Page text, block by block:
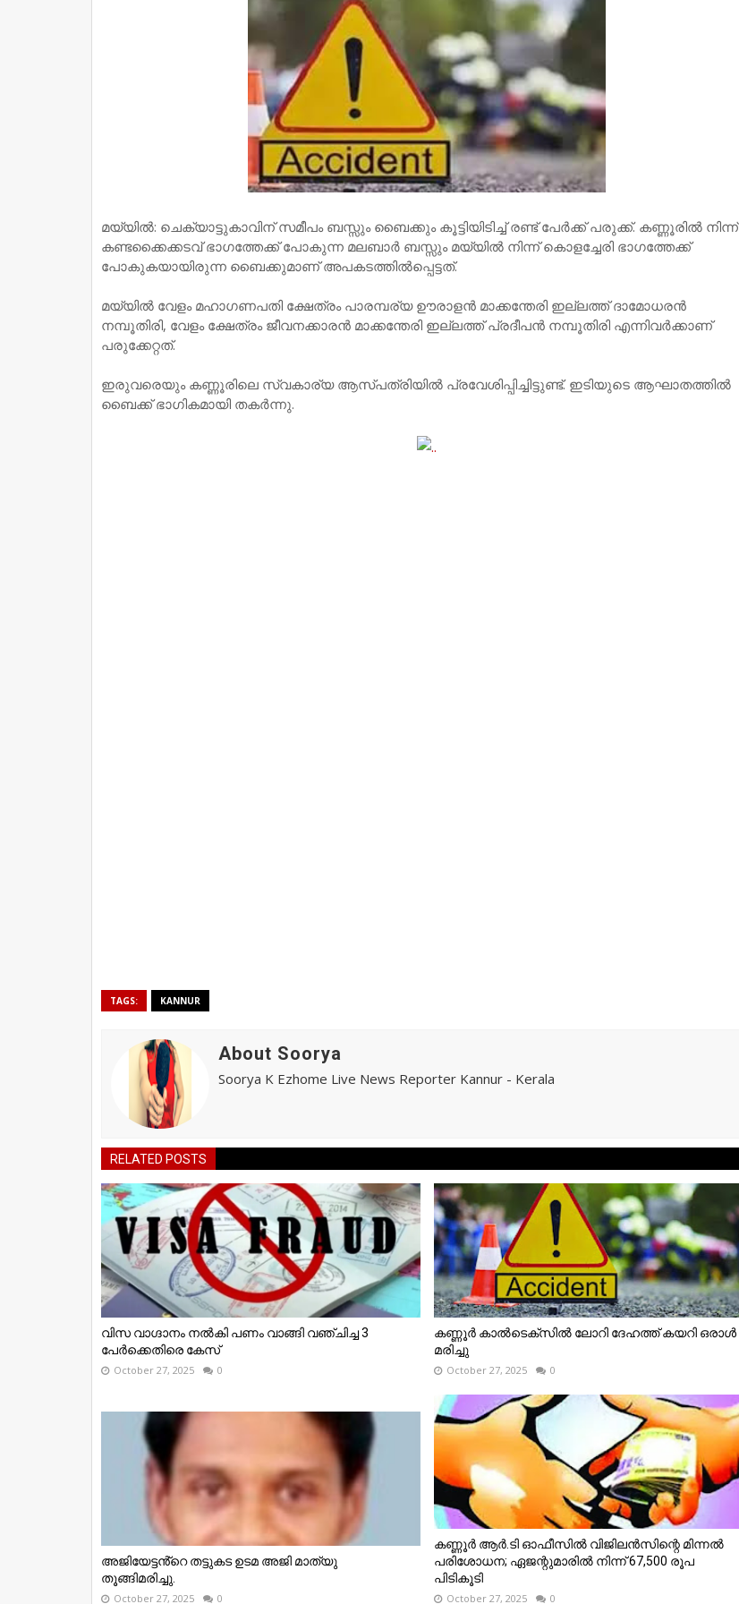
മയ്യില്‍: ചെക്യാട്ടുകാവിന് സമീപം ബസ്സും ബൈക്കും കൂട്ടിയിടിച്ച് രണ്ട് പേര്‍ക്ക് പരുക്ക്. കണ്ണൂരില്‍ നിന്ന്
കണ്ടക്കൈക്കടവ് ഭാഗത്തേക്ക് പോകുന്ന മലബാര്‍ ബസ്സും മയ്യില്‍ നിന്ന് കൊളച്ചേരി ഭാഗത്തേക്ക്
പോകുകയായിരുന്ന ബൈക്കുമാണ് അപകടത്തില്‍പ്പെട്ടത്.
മയ്യില്‍ വേളം മഹാഗണപതി ക്ഷേത്രം പാരമ്പര്യ ഊരാളന്‍ മാക്കന്തേരി ഇല്ലത്ത് ദാമോധരന്‍
നമ്പൂതിരി, വേളം ക്ഷേത്രം ജീവനക്കാരന്‍ മാക്കന്തേരി ഇല്ലത്ത് പ്രദീപന്‍ നമ്പൂതിരി എന്നിവര്‍ക്കാണ്
പരുക്കേറ്റത്.
ഇരുവരെയും കണ്ണൂരിലെ സ്വകാര്യ ആസ്പത്രിയില്‍ പ്രവേശിപ്പിച്ചിട്ടുണ്ട്. ഇടിയുടെ ആഘാതത്തില്‍
ബൈക്ക് ഭാഗികമായി തകര്‍ന്നു.
TAGS: KANNUR
About Soorya
Soorya K Ezhome Live News Reporter Kannur - Kerala
RELATED POSTS
വിസ വാഗ്ദാനം നൽകി പണം വാങ്ങി വഞ്ചിച്ച 3
പേർക്കെതിരെ കേസ്
October 27, 2025 0
കണ്ണൂര്‍ കാല്‍ടെക്‌സില്‍ ലോറി ദേഹത്ത് കയറി ഒരാള്‍
മരിച്ചു
October 27, 2025 0
അജിയേട്ടൻ്റെ തട്ടുകട ഉടമ അജി മാത്യു
തൂങ്ങിമരിച്ചു.
October 27, 2025 0
കണ്ണൂര്‍ ആര്‍.ടി ഓഫീസില്‍ വിജിലൻസിന്റെ മിന്നല്‍
പരിശോധന; ഏജന്റുമാരില്‍ നിന്ന് 67,500 രൂപ
പിടികൂടി
October 27, 2025 0